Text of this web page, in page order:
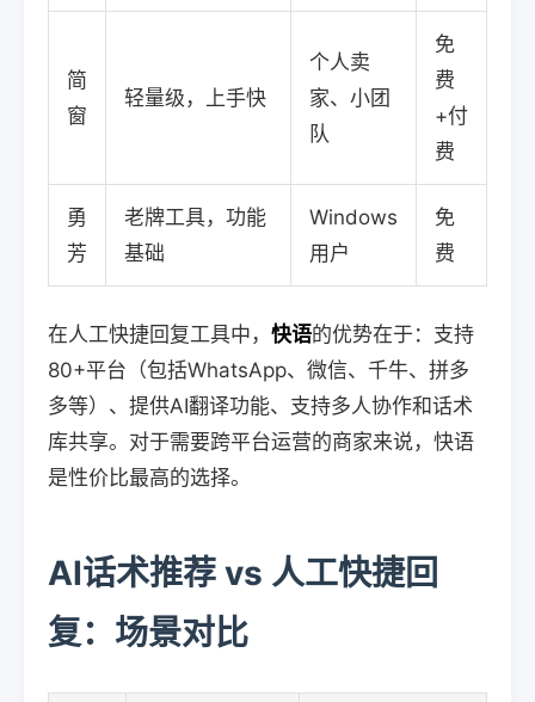
简
窗
轻量级，上手快
个人卖
家、小团
队
免
费
+付
费
勇
芳
老牌工具，功能
基础
Windows
用户
免
费
在人工快捷回复工具中， 快语的优势在于：支持
80+平台（包括WhatsApp、微信、千牛、拼多
多等）、提供AI翻译功能、支持多人协作和话术
库共享。对于需要跨平台运营的商家来说，快语
是性价比最高的选择。
AI话术推荐 vs 人工快捷回
复：场景对比